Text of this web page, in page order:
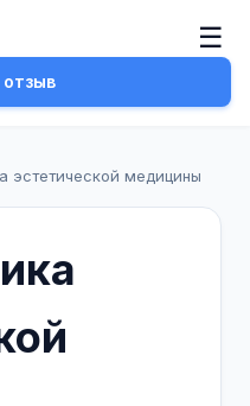
☰
эстетической медицины